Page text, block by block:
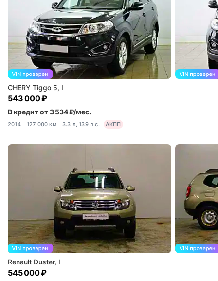
CHERY Tiggo 5, I
543 000 ₽
В кредит от 3 534 ₽/мес.
2014 127 000 км 3.3 л, 139 л.с. АКПП
Renault Duster, I
545 000 ₽